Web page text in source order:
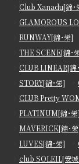
Club Xanadu[錦･
GLAMOROUS
RUNWAY[錦･栄]
THE SCENE[錦･
CLUB LINEAR[錦
STORY[錦･栄]
CLUB Pretty
PLATINUM[錦･栄]
MAVERICK[錦･
LUVES[錦･栄]
club SOLEIL[安城